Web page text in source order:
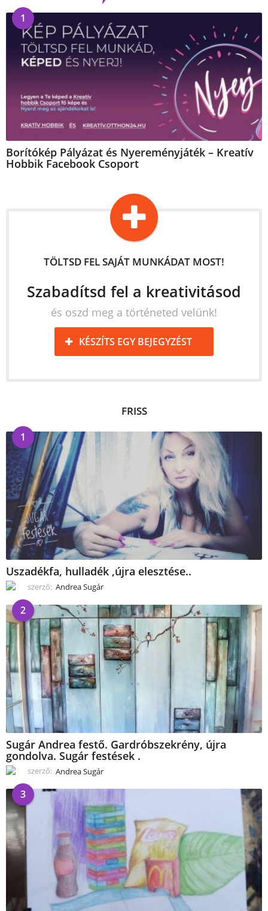
1
Borítókép Pályázat és Nyereményjáték – Kreatív
Hobbik Facebook Csoport
TÖLTSD FEL SAJÁT MUNKÁDAT MOST!
Szabadítsd fel a kreativitásod
és oszd meg a történeted velünk!
KÉSZÍTS EGY BEJEGYZÉST
FRISS
1
Uszadékfa, hulladék ,újra elesztése..
szerző: Andrea Sugár
2
Sugár Andrea festő. Gardróbszekrény, újra
gondolva. Sugár festések .
szerző: Andrea Sugár
3